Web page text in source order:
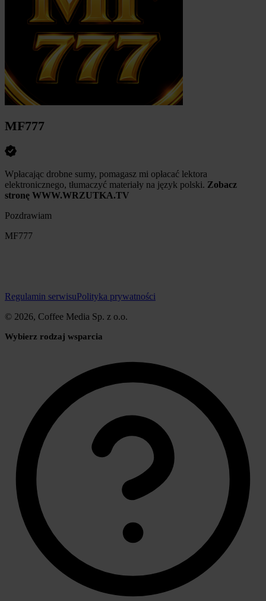
MF777
Wpłacając drobne sumy, pomagasz mi opłacać lektora
elektronicznego, tłumaczyć materiały na język polski. Zobacz
stronę WWW.WRZUTKA.TV
Pozdrawiam
MF777
Regulamin serwisuPolityka prywatności
© 2026, Coffee Media Sp. z o.o.
Wybierz rodzaj wsparcia